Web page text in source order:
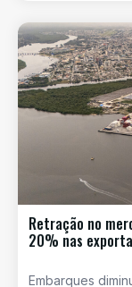
Retração no
20% nas
Embarques